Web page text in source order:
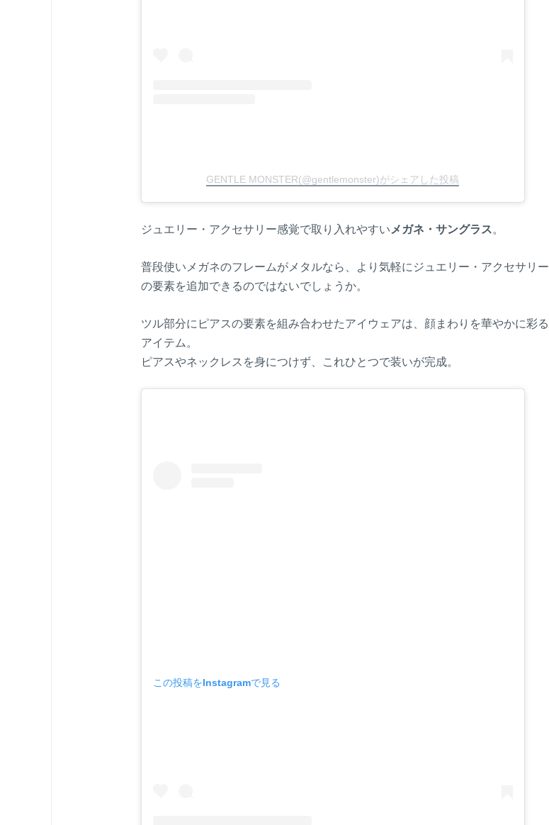
GENTLE MONSTER(@gentlemonster)がシェアした投稿
ジュエリー・アクセサリー感覚で取り入れやすいメガネ・サングラス。
普段使いメガネのフレームがメタルなら、より気軽にジュエリー・アクセサリー
の要素を追加できるのではないでしょうか。
ツル部分にピアスの要素を組み合わせたアイウェアは、顔まわりを華やかに彩る
アイテム。
ピアスやネックレスを身につけず、これひとつで装いが完成。
この投稿をInstagramで見る